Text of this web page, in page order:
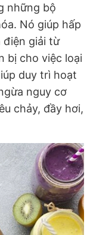
những bộ
Nó giúp hấp
điện giải từ
bị cho việc loại
duy trì hoạt
nguy cơ
chảy, đầy hơi,